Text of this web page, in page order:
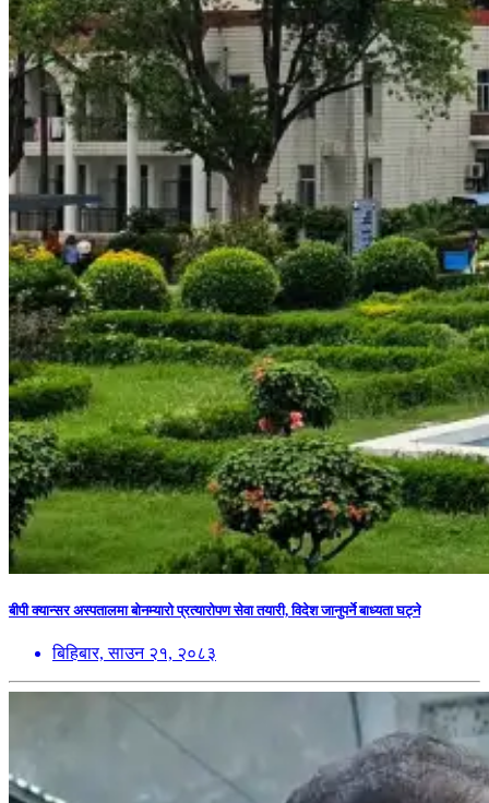
बीपी क्यान्सर अस्पतालमा बोनम्यारो प्रत्यारोपण सेवा तयारी, विदेश जानुपर्ने बाध्यता घट्ने
बिहिबार, साउन २१, २०८३